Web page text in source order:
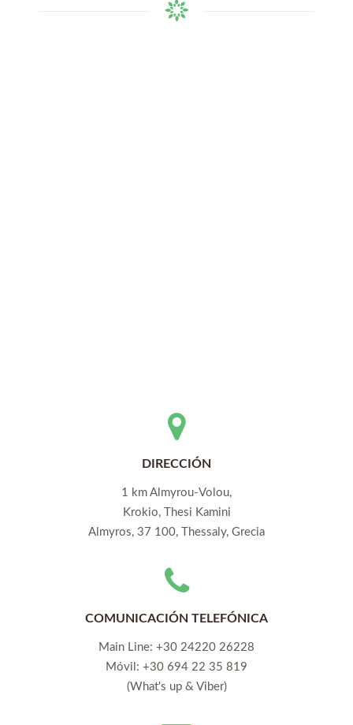
DIRECCIÓN
1 km Almyrou-Volou,
Krokio, Thesi Kamini
Almyros, 37 100, Thessaly, Grecia
COMUNICACIÓN TELEFÓNICA
Main Line: +30 24220 26228
Móvil: +30 694 22 35 819
(What's up & Viber)